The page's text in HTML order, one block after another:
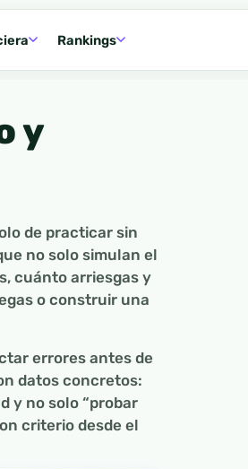
Rankings
y
de practicar sin
no solo simulan el
cuánto arriesgas y
o construir una
errores antes de
datos concretos:
y no solo “probar
criterio desde el